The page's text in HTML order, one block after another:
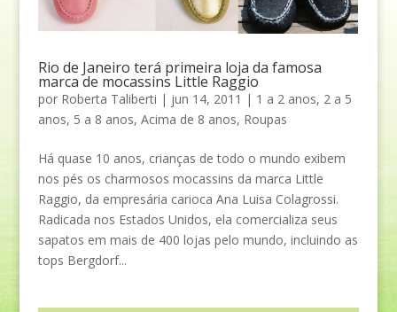
Rio de Janeiro terá primeira loja da famosa
marca de mocassins Little Raggio
por Roberta Taliberti | jun 14, 2011 | 1 a 2 anos, 2 a 5
anos, 5 a 8 anos, Acima de 8 anos, Roupas
Há quase 10 anos, crianças de todo o mundo exibem
nos pés os charmosos mocassins da marca Little
Raggio, da empresária carioca Ana Luisa Colagrossi.
Radicada nos Estados Unidos, ela comercializa seus
sapatos em mais de 400 lojas pelo mundo, incluindo as
tops Bergdorf...